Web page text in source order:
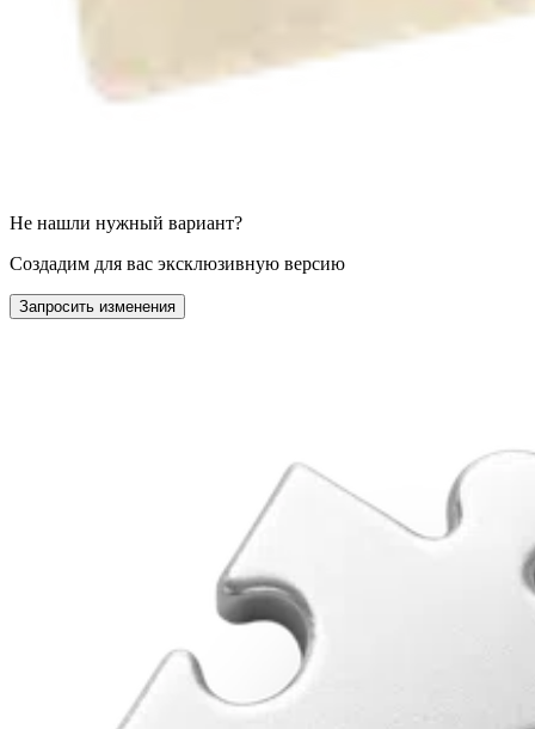
Не нашли нужный вариант?
Создадим для вас эксклюзивную версию
Запросить изменения